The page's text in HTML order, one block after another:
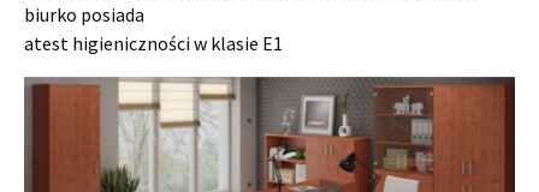
biurko posiada
atest higieniczności w klasie E1